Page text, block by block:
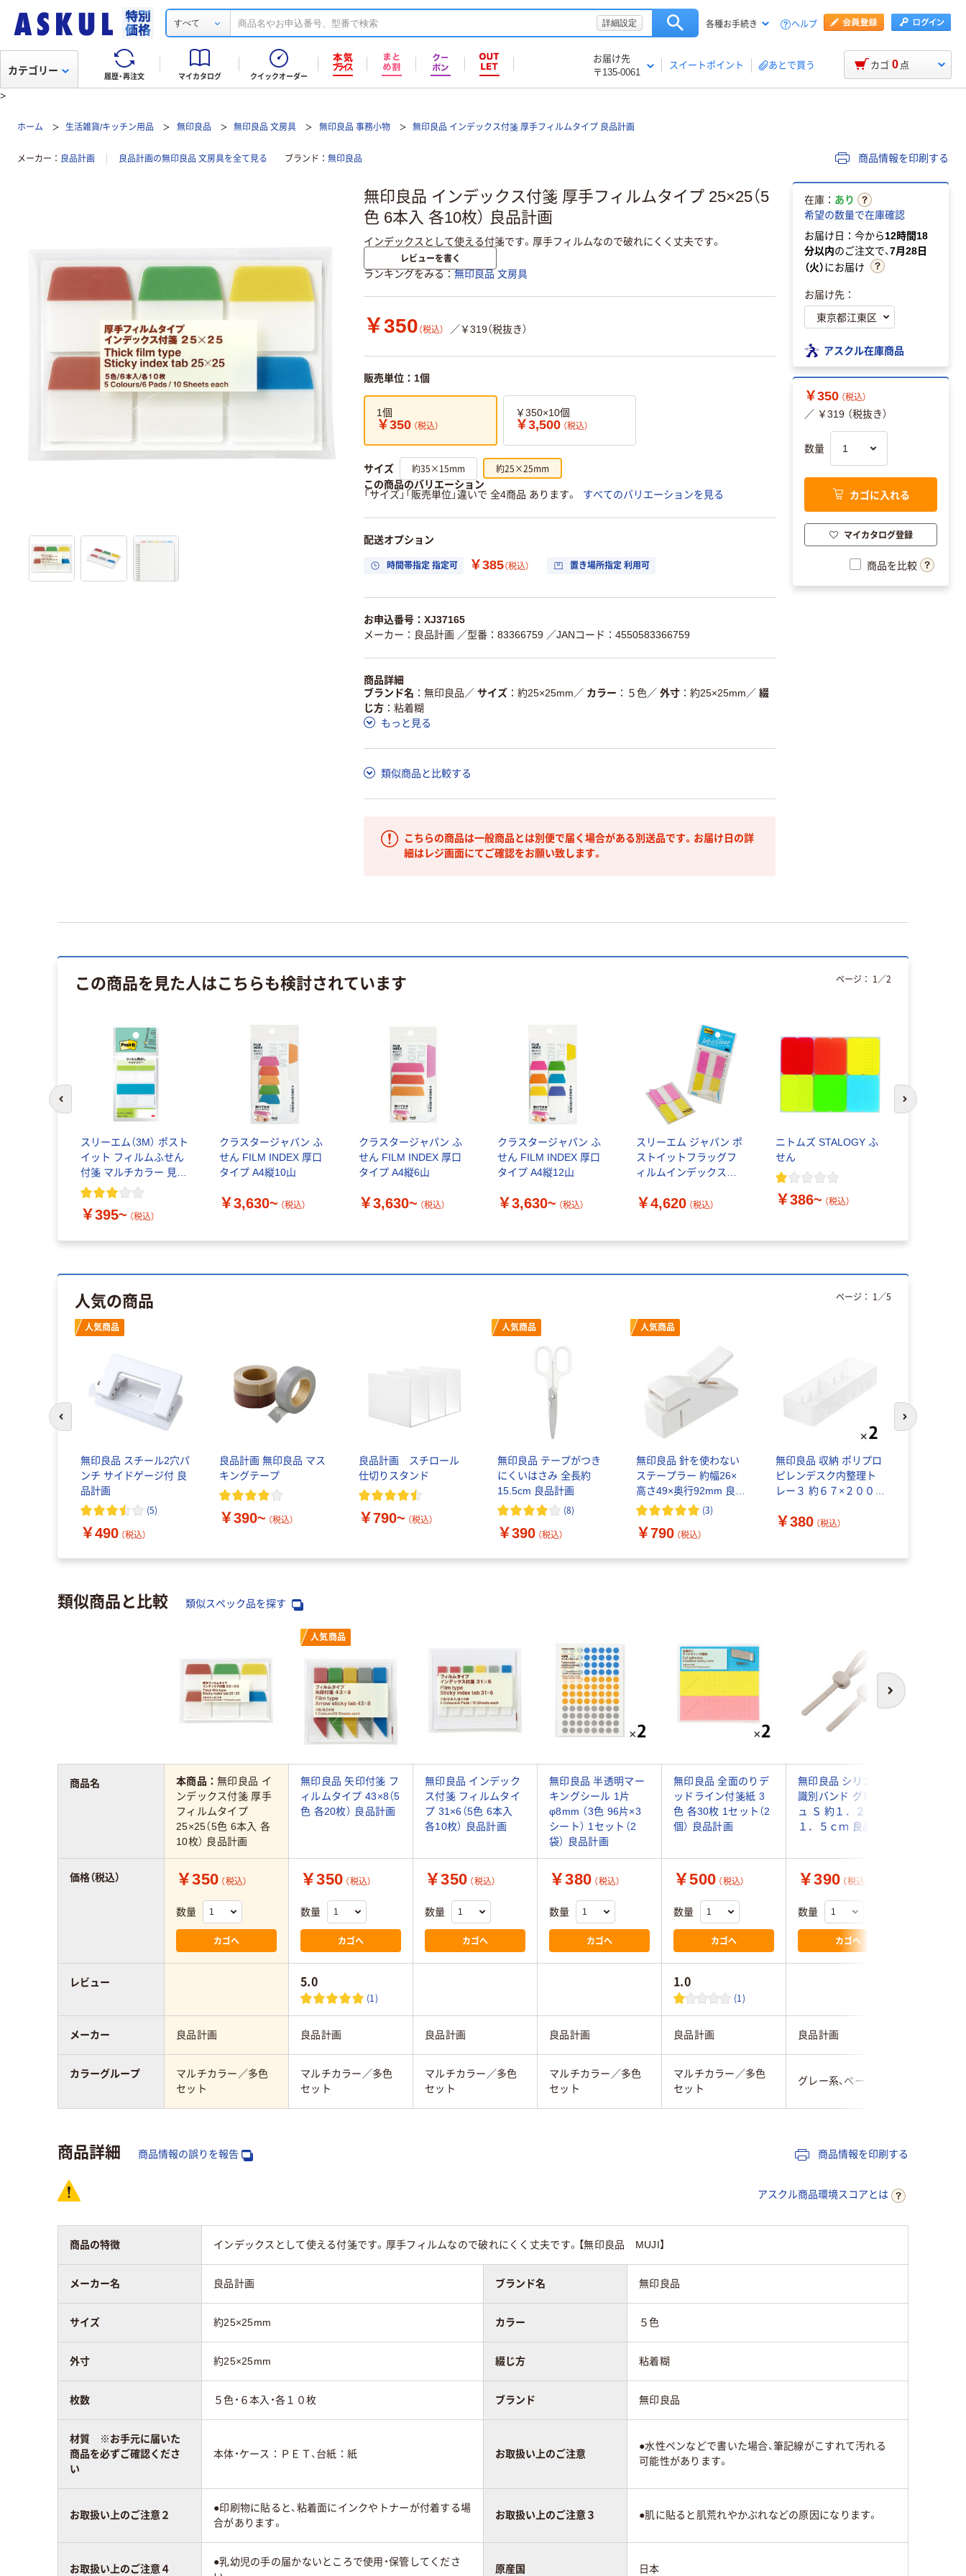
すべて 詳細設定 各種お手続き ヘルプ
履歴・再注文 マイカタログ クイックオーダー
お届け先
〒135-0061
スイートポイント あとで買う
カテゴリー カゴ 0 点
>
ホーム 生活雑貨/キッチン用品 無印良品 無印良品 文房具 無印良品 事務小物 無印良品 インデックス付箋 厚手フィルムタイプ 良品計画
メーカー 良品計画 良品計画の無印良品 文房具を全て見る ブランド 無印良品 商品情報を印刷する
無印良品 インデックス付箋 厚手フィルムタイプ 25×25（5
色 6本入 各10枚） 良品計画
インデックスとして使える付箋です。厚手フィルムなので破れにくく丈夫です。
レビューを書く
ランキングをみる 無印良品 文房具
￥350 （税込） ／￥319（税抜き）
販売単位：1個
1個
￥350 （税込）
￥350×10個
￥3,500 （税込）
サイズ 約35×15mm 約25×25mm
この商品のバリエーション
「サイズ」「販売単位」違いで 全4商品 あります。
すべてのバリエーションを見る
配送オプション
時間帯指定 指定可 ￥385（税込） 置き場所指定 利用可
お申込番号：XJ37165
メーカー：良品計画 ／型番：83366759 ／JANコード：4550583366759
商品詳細
ブランド名
無印良品 ／ サイズ 約25×25mm ／ カラー ５色 ／ 外寸 約25×25mm ／ 綴
じ方
粘着糊
もっと見る
類似商品と比較する
こちらの商品は一般商品とは別便で届く場合がある別送品です。お届け日の詳
細はレジ画面にてご確認をお願い致します。
在庫： あり
希望の数量で在庫確認
お届け日：今から12時間18
分以内のご注文で、7月28日
（火）にお届け
お届け先：
アスクル在庫商品
￥350 （税込）
／ ￥319 （税抜き）
数量
カゴに入れる
マイカタログ登録
商品を比較
この商品を見た人はこちらも検討されています
スリーエム（3M） ポスト
イット フィルムふせん
付箋 マルチカラー 見出
し/インデックス （旧）
￥395~ （税込）
クラスタージャパン ふ
せん FILM INDEX 厚口
タイプ A4縦10山
￥3,630~ （税込）
クラスタージャパン ふ
せん FILM INDEX 厚口
タイプ A4縦6山
￥3,630~ （税込）
クラスタージャパン ふ
せん FILM INDEX 厚口
タイプ A4縦12山
￥3,630~ （税込）
スリーエム ジャパン ポ
ストイットフラッグフ
ィルムインデックス
（直送品）
￥4,620 （税込）
ニトムズ STALOGY ふ
せん
￥386~ （税込）
ページ： 1 ／2
前のスライドへ 次のスライド
人気の商品
人気商品
無印良品 スチール2穴パ
ンチ サイドゲージ付 良
品計画
(5)
￥490 （税込）
良品計画 無印良品 マス
キングテープ
￥390~ （税込）
良品計画 スチロール
仕切りスタンド
￥790~ （税込）
人気商品
無印良品 テープがつき
にくいはさみ 全長約
15.5cm 良品計画
(8)
￥390 （税込）
人気商品
無印良品 針を使わない
ステープラー 約幅26×
高さ49×奥行92mm 良品
計画
(3)
￥790 （税込）
無印良品 収納 ポリプロ
ピレンデスク内整理ト
レー３ 約６７×２００×
×2） 良品計画
￥380 （税込）
ページ： 1 ／5
次のスライド
類似商品と比較 類似スペック品を探す
次へ
人気商品
本商品：無印良品 イ
ンデックス付箋 厚手
フィルムタイプ
25×25（5色 6本入 各
10枚） 良品計画
無印良品 矢印付箋 フ
ィルムタイプ 43×8（5
色 各20枚） 良品計画
無印良品 インデック
ス付箋 フィルムタイ
プ 31×6（5色 6本入
各10枚） 良品計画
無印良品 半透明マー
キングシール 1片
φ8mm （3色 96片×3
シート） 1セット（2
袋） 良品計画
無印良品 全面のりデ
ッドライン付箋紙 3
色 各30枚 1セット（2
個） 良品計画
無印良品 シリコーン
識別バンド グレージ
ュ Ｓ 約１．２５×１
１．５ｃｍ 良品計画
￥350 （税込）
数量
カゴへ
￥350 （税込）
数量
カゴへ
￥350 （税込）
数量
カゴへ
￥380 （税込）
数量
カゴへ
￥500 （税込）
数量
カゴへ
￥390 （税込）
数量
カゴへ
5.0
(1)
1.0
(1)
良品計画 良品計画 良品計画 良品計画 良品計画 良品計画
マルチカラー／多色
セット
マルチカラー／多色
セット
マルチカラー／多色
セット
マルチカラー／多色
セット
マルチカラー／多色
セット
グレー系、ベージュ系
商品名
価格（税込）
レビュー
メーカー
カラーグループ
商品詳細 商品情報の誤りを報告 商品情報を印刷する
アスクル商品環境スコアとは
商品の特徴 インデックスとして使える付箋です。厚手フィルムなので破れにくく丈夫です。【無印良品 MUJI】
メーカー名 良品計画 ブランド名 無印良品
サイズ 約25×25mm カラー ５色
外寸 約25×25mm 綴じ方 粘着糊
枚数 ５色・６本入・各１０枚 ブランド 無印良品
材質 ※お手元に届いた
商品を必ずご確認くださ
い
本体・ケース：ＰＥＴ、台紙：紙 お取扱い上のご注意
●水性ペンなどで書いた場合、筆記線がこすれて汚れる
可能性があります。
お取扱い上のご注意２
●印刷物に貼ると、粘着面にインクやトナーが付着する場
合があります。
お取扱い上のご注意３ ●肌に貼ると肌荒れやかぶれなどの原因になります。
お取扱い上のご注意４
●乳幼児の手の届かないところで使用・保管してくださ
原産国 日本